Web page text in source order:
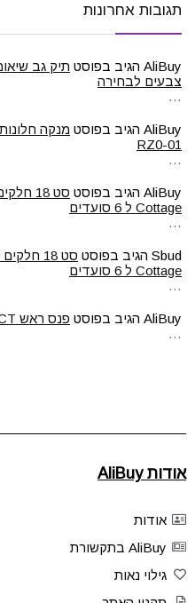
תגובות אחרונות
AliBuy הגיב בפוסט
צבעים לבחירה
…
AliBuy הגיב בפוסט
RZ0-01
…
AliBuy הגיב בפוסט
Cottage ל 6 סועדים
…
Sbud הגיב בפוסט
Cottage ל 6 סועדים
…
AliBuy הגיב בפוסט פנס ראש NITECORE NU25 MCT
…
אודות AliBuy
אודות
AliBuy בתקשורת
גילוי נאות